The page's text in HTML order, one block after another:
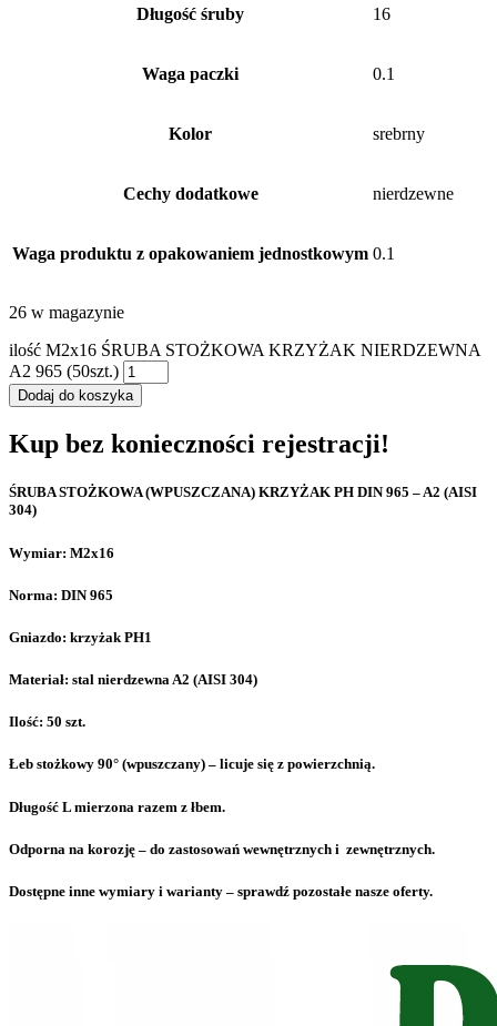
Długość śruby 16
Waga paczki 0.1
Kolor srebrny
Cechy dodatkowe nierdzewne
Waga produktu z opakowaniem jednostkowym 0.1
26 w magazynie
ilość M2x16 ŚRUBA STOŻKOWA KRZYŻAK NIERDZEWNA
A2 965 (50szt.)
Dodaj do koszyka
Kup bez konieczności rejestracji!
ŚRUBA STOŻKOWA (WPUSZCZANA) KRZYŻAK PH DIN 965 – A2 (AISI
304)
Wymiar: M2x16
Norma: DIN 965
Gniazdo: krzyżak PH1
Materiał: stal nierdzewna A2 (AISI 304)
Ilość: 50 szt.
Łeb stożkowy 90° (wpuszczany) – licuje się z powierzchnią.
Długość L mierzona razem z łbem.
Odporna na korozję – do zastosowań wewnętrznych i zewnętrznych.
Dostępne inne wymiary i warianty – sprawdź pozostałe nasze oferty.